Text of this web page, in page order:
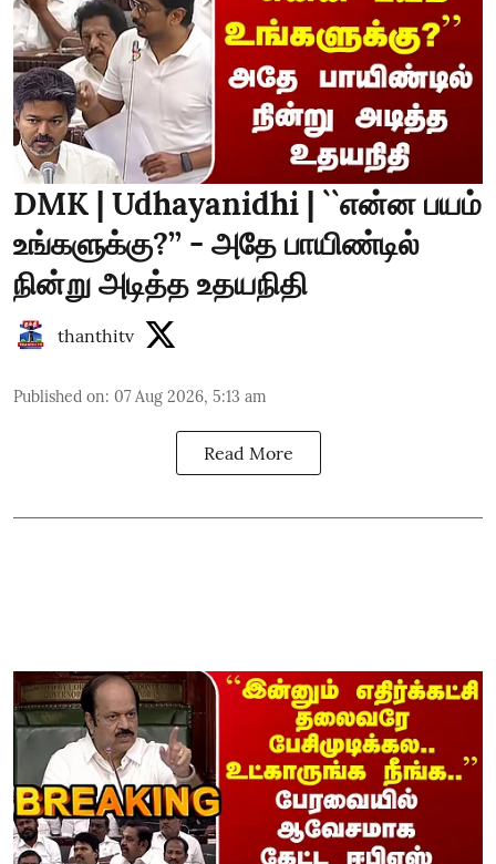
DMK | Udhayanidhi | ``என்ன பயம்
உங்களுக்கு?’’ - அதே பாயிண்டில்
நின்று அடித்த உதயநிதி
thanthitv
Published on: 07 Aug 2026, 5:13 am
Read More